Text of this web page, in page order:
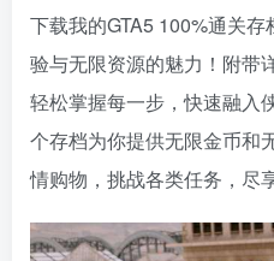
下载我的GTA5 100%通关
验与无限资源的魅力！附带
轻松掌握每一步，快速融入
个存档为你提供无限金币和
情购物，挑战各类任务，尽